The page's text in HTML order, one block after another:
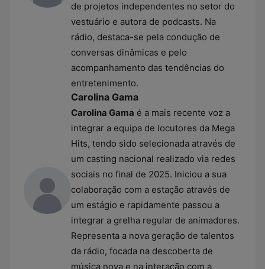
de projetos independentes no setor do
vestuário e autora de podcasts. Na
rádio, destaca-se pela condução de
conversas dinâmicas e pelo
acompanhamento das tendências do
entretenimento.
Carolina Gama
Carolina Gama é a mais recente voz a
integrar a equipa de locutores da Mega
Hits, tendo sido selecionada através de
um casting nacional realizado via redes
sociais no final de 2025. Iniciou a sua
colaboração com a estação através de
um estágio e rapidamente passou a
integrar a grelha regular de animadores.
Representa a nova geração de talentos
da rádio, focada na descoberta de
música nova e na interação com a